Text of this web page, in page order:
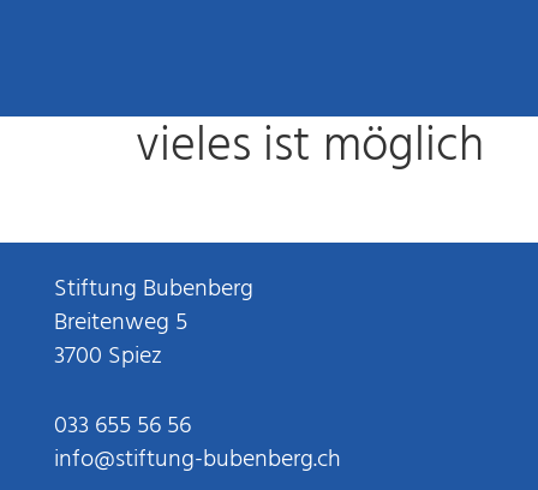
vieles ist möglich
Stiftung Bubenberg
Breitenweg 5
3700 Spiez
033 655 56 56
info@stiftung-bubenberg.ch